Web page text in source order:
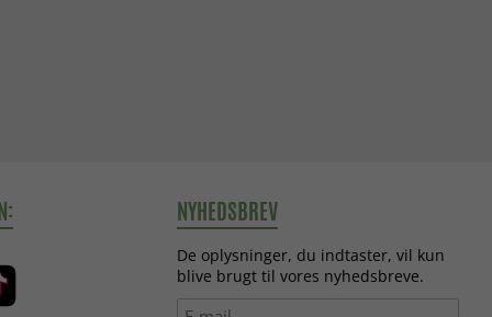
NYHEDSBREV
De oplysninger, du indtaster, vil kun
blive brugt til vores nyhedsbreve.